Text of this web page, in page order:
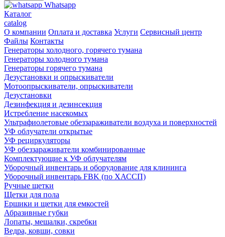
Whatsapp
Каталог
catalog
О компании Оплата и доставка Услуги Сервисный центр
Файлы Контакты
Генераторы холодного, горячего тумана
Генераторы холодного тумана
Генераторы горячего тумана
Дезустановки и опрыскиватели
Мотоопрыскиватели, опрыскиватели
Дезустановки
Дезинфекция и дезинсекция
Истребление насекомых
Ультрафиолетовые обеззараживатели воздуха и поверхностей
УФ облучатели открытые
УФ рециркуляторы
УФ обеззараживатели комбинированные
Комплектующие к УФ облучателям
Уборочный инвентарь и оборудование для клининга
Уборочный инвентарь FBK (по ХАССП)
Ручные щетки
Щетки для пола
Ершики и щетки для емкостей
Абразивные губки
Лопаты, мешалки, скребки
Ведра, ковши, совки